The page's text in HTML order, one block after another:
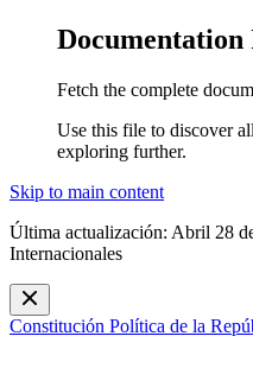
Documentation
Fetch the complete
Use this file to discover
exploring further.
Skip to main content
Última actualización: Abril 28
Internacionales
Constitución Política de la